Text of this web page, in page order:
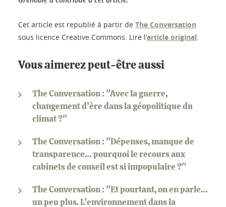
Cet article est republié à partir de The Conversation
sous licence Creative Commons. Lire l’article original.
Vous aimerez peut-être aussi
The Conversation : "Avec la guerre,
changement d’ère dans la géopolitique du
climat ?"
The Conversation : "Dépenses, manque de
transparence… pourquoi le recours aux
cabinets de conseil est si impopulaire ?"
The Conversation : "Et pourtant, on en parle…
un peu plus. L’environnement dans la